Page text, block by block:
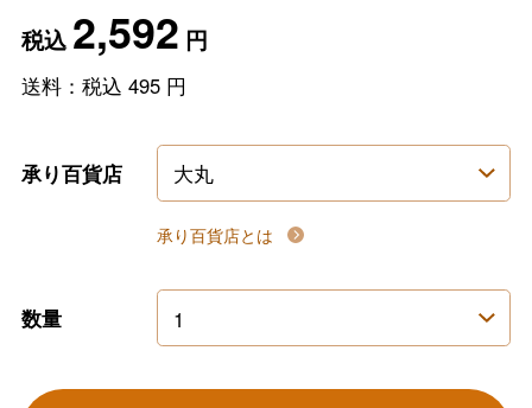
税込2,592 円
送料：税込 495円
承り百貨店
承り百貨店とは
数量